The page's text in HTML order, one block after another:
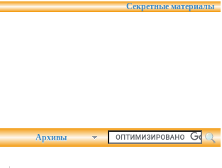
Секретные материалы
Архивы